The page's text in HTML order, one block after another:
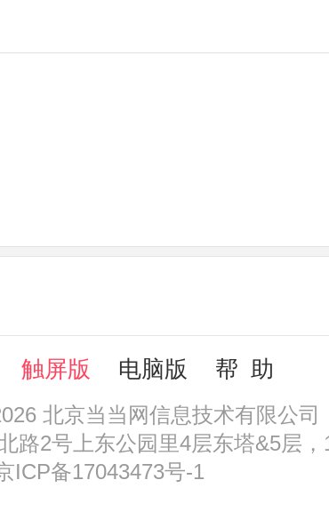
触屏版 电脑版 帮 助
北京当当网信息技术有限公司
路2号上东公园里4层东塔&5层，
ICP备17043473号-1